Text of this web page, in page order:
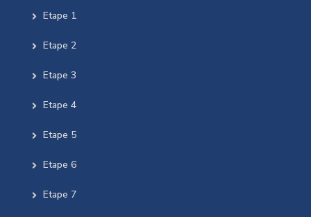
Etape 1
Etape 2
Etape 3
Etape 4
Etape 5
Etape 6
Etape 7